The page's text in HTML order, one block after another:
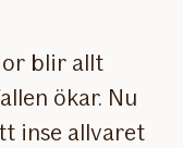
blir allt
ökar. Nu
inse allvaret